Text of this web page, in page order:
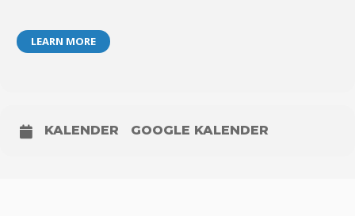
LEARN MORE
KALENDER GOOGLE KALENDER